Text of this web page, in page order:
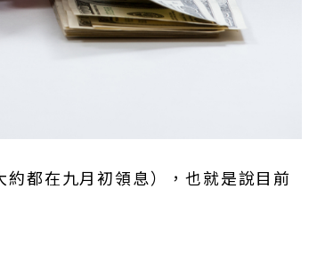
都在九月初領息），也就是說目前